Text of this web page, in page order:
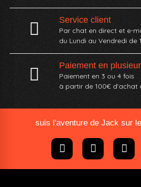
Service client
Par chat en direct et e-
du Lundi au Vendredi de
Paiement en
Paiement en 3 ou 4 fois
à partir de 100€ d'achat
suis l'aventure de Jack sur